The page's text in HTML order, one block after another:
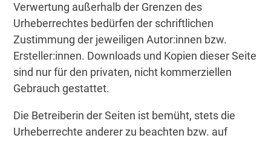
Verwertung außerhalb der Grenzen des
Urheberrechtes bedürfen der schriftlichen
Zustimmung der jeweiligen Autor:innen bzw.
Ersteller:innen. Downloads und Kopien dieser Seite
sind nur für den privaten, nicht kommerziellen
Gebrauch gestattet.
Die Betreiberin der Seiten ist bemüht, stets die
Urheberrechte anderer zu beachten bzw. auf